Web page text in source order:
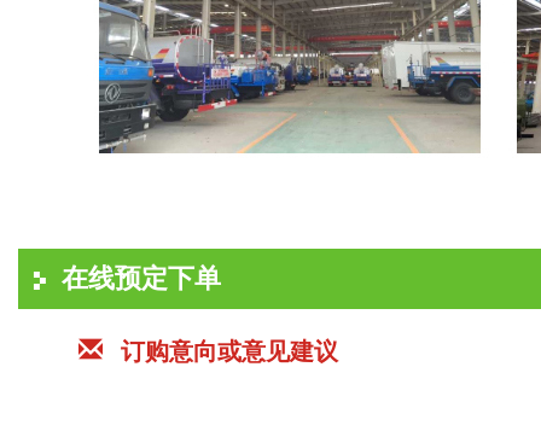
在线预定下单
订购意向或意见建议